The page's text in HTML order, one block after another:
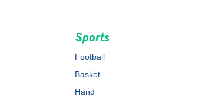
Sports
Football
Basket
Hand